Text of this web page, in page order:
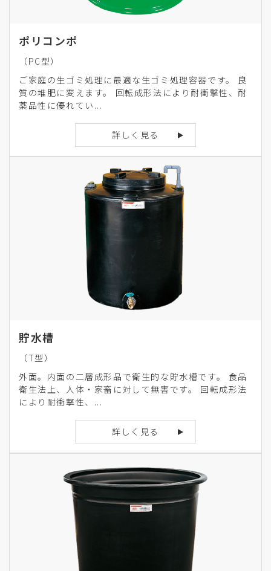
ポリコンポ
（PC型）
ご家庭の生ゴミ処理に最適な生ゴミ処理容器です。 良
質の堆肥に変えます。 回転成形法により耐衝撃性、耐
薬品性に優れてい...
詳しく見る
貯水槽
（T型）
外面。内面の二層成形品で衛生的な貯水槽です。 食品
衛生法上、人体・家畜に対して無害です。 回転成形法
により耐衝撃性、...
詳しく見る